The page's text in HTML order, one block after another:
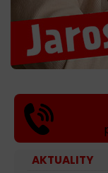
AKTUALITY